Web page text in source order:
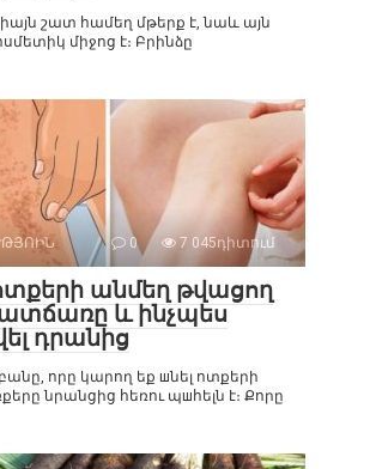
շատ համեղ մթերք է, նաև այն
միջոց է։ Բրինձը
0 7 045դիտում
անմեղ թվացող
և ինչպես
դրանից
որը կարող եք шնել ոտքերի
նրանցից հեռու պшհելն է։ Քորը